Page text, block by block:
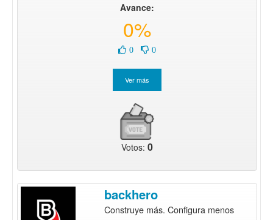
Avance:
0%
0 0
Votos: 0
backhero
Construye más. Configura menos